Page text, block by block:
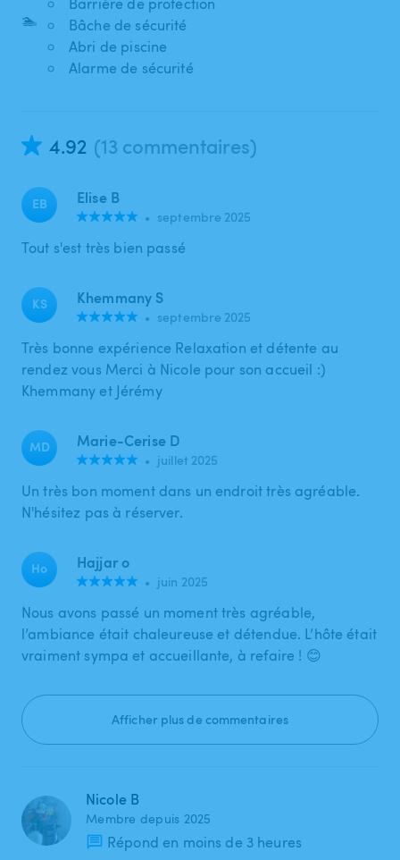
🏊
Bâche de sécurité
Abri de piscine
Alarme de sécurité
4.92 (13 commentaires)
EB Elise B
• septembre 2025
Tout s'est très bien passé
KS Khemmany S
• septembre 2025
Très bonne expérience Relaxation et détente au
rendez vous Merci à Nicole pour son accueil :)
Khemmany et Jérémy
MD Marie-Cerise D
• juillet 2025
Un très bon moment dans un endroit très agréable.
N'hésitez pas à réserver.
Ho Hajjar o
• juin 2025
Nous avons passé un moment très agréable,
l’ambiance était chaleureuse et détendue. L’hôte était
vraiment sympa et accueillante, à refaire ! 😊
Afficher plus de commentaires
Nicole B
Membre depuis 2025
Répond en moins de 3 heures